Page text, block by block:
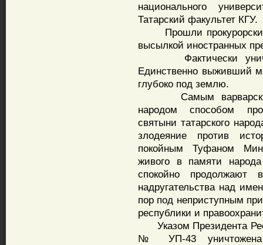
национального
Татарский факультет КГУ.
Прошли прокурорские
высылкой иностранных
Фактически
Единственно выживший
глубоко под землю.
Самым варварским,
народом способом
святыни татарского
злодеяние против
покойным Туфаном
живого в памяти
спокойно продолжают
надругательства над
пор под неприступным
республики и
Указом Президента
№ УП-43 уничтожена